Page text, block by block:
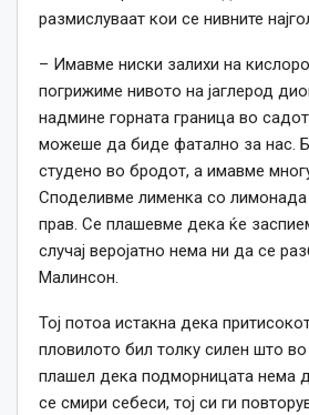
размислуваат кои се нивните
– Имавме ниски залихи на
погрижиме нивото на јаглерод
надмине горната граница во
можеше да биде фатално за нас.
студено во бродот, а имавме
Споделивме лименка со
прав. Се плашевме дека ќе
случај веројатно нема ни да се
Малинсон.
Тој потоа истакна дека
пловилото бил толку силен што
плашел дека подморницата нема
се смири себеси, тој си ги